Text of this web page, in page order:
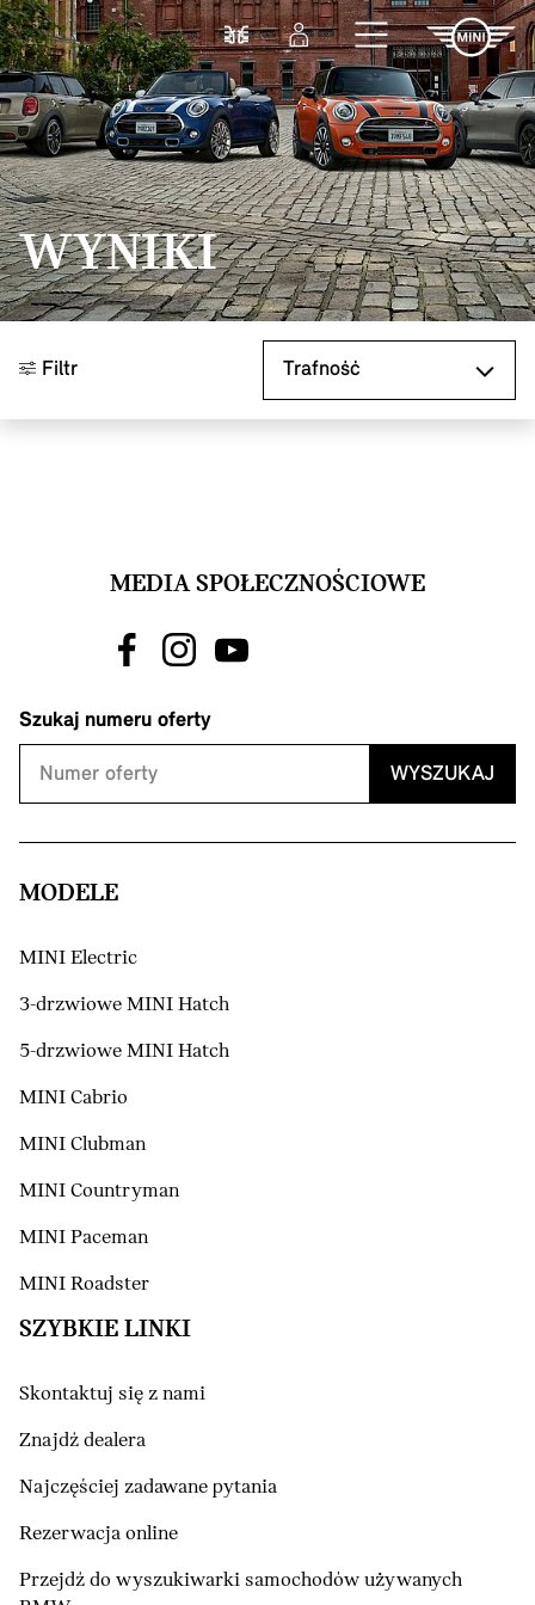
Przejdź do głównej treści
PorównajZaloguj się
WYNIKI
Filtr
MEDIA SPOŁECZNOŚCIOWE
Szukaj numeru oferty
WYSZUKAJ
MODELE
MINI Electric
3-drzwiowe MINI Hatch
5-drzwiowe MINI Hatch
MINI Cabrio
MINI Clubman
MINI Countryman
MINI Paceman
MINI Roadster
SZYBKIE LINKI
Skontaktuj się z nami
Znajdź dealera
Najczęściej zadawane pytania
Rezerwacja online
Przejdź do wyszukiwarki samochodów używanych